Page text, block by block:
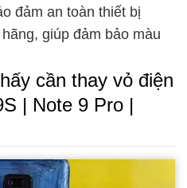
đảm an toàn thiết bị
giúp đảm bảo màu
cần thay vỏ điện
| Note 9 Pro |